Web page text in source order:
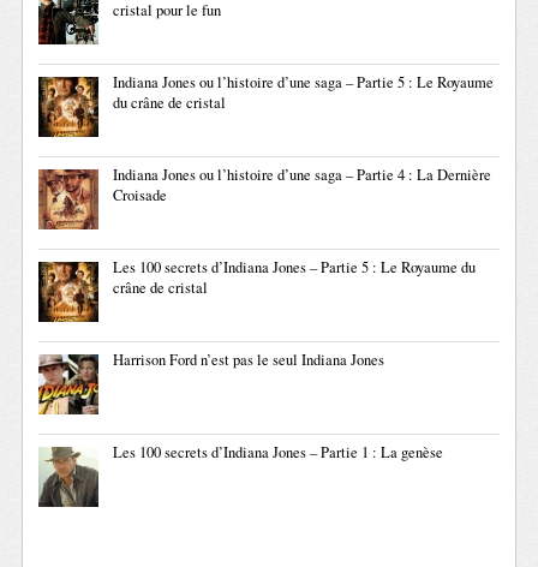
cristal pour le fun
Indiana Jones ou l’histoire d’une saga – Partie 5 : Le Royaume
du crâne de cristal
Indiana Jones ou l’histoire d’une saga – Partie 4 : La Dernière
Croisade
Les 100 secrets d’Indiana Jones – Partie 5 : Le Royaume du
crâne de cristal
Harrison Ford n’est pas le seul Indiana Jones
Les 100 secrets d’Indiana Jones – Partie 1 : La genèse